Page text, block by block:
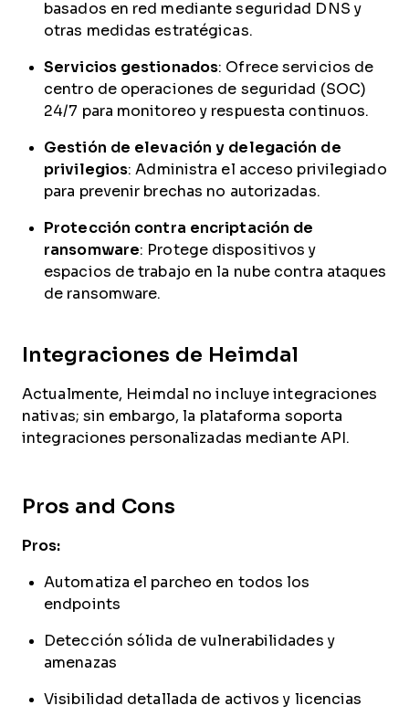
basados en red mediante seguridad DNS y
otras medidas estratégicas.
Servicios gestionados: Ofrece servicios de
centro de operaciones de seguridad (SOC)
24/7 para monitoreo y respuesta continuos.
Gestión de elevación y delegación de
privilegios: Administra el acceso privilegiado
para prevenir brechas no autorizadas.
Protección contra encriptación de
ransomware: Protege dispositivos y
espacios de trabajo en la nube contra ataques
de ransomware.
Integraciones de Heimdal
Actualmente, Heimdal no incluye integraciones
nativas; sin embargo, la plataforma soporta
integraciones personalizadas mediante API.
Pros and Cons
Pros:
Automatiza el parcheo en todos los
endpoints
Detección sólida de vulnerabilidades y
amenazas
Visibilidad detallada de activos y licencias